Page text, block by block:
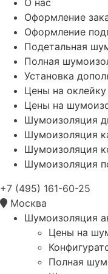
Оформление
Оформление
Подетальная
Полная
Установка
Цены на
Цены на
Шумоизоляция
Шумоизоляция
Шумоизоляция
Шумоизоляция
+7 (495) 161-60-25
Москва
Шумоизоляция
Цены на
Полная